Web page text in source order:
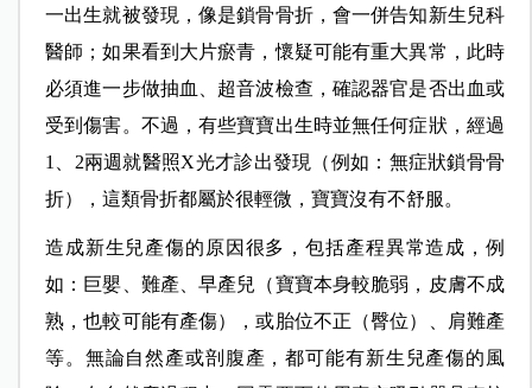
一出生就被發現，像是鎖骨骨折，會一併告知新生兒科
醫師；如果看到大片瘀青，懷疑可能有重大異常，此時
必須進一步做抽血、超音波檢查，確認器官是否出血或
受到傷害。不過，有些寶寶出生時並無任何症狀，經過
1、2兩週就醫照X光才診出發現（例如：無症狀鎖骨骨
折），這類骨折都屬於很輕微，寶寶沒有不舒服。
造成新生兒產傷的原因很多，包括產程異常造成，例
如：巨嬰、難產、早產兒（寶寶本身較脆弱，皮膚不成
熟，也較可能有產傷），或胎位不正（臀位）、肩難產
等。無論自然產或剖腹產，都可能有新生兒產傷的風